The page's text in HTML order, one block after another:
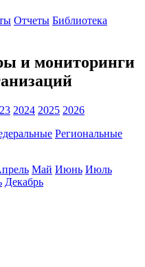
Отчеты Библиотека
и мониторинги
2024 2025 2026
Региональные
Май Июнь Июль
Декабрь